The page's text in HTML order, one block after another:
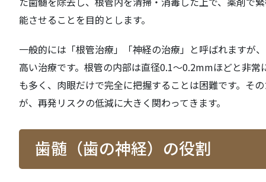
能させることを目的とします。
一般的には「根管治療」「神経の治療」と呼ばれますが
高い治療です。根管の内部は直径0.1〜0.2mmほどと非常
も多く、肉眼だけで完全に把握することは困難です。そ
が、再発リスクの低減に大きく関わってきます。
歯髄（歯の神経）の役割